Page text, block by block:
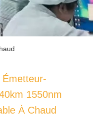
1550nm
À Chaud